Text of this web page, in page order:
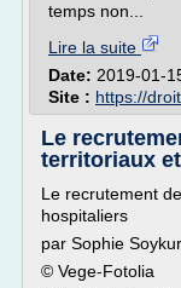
temps non...
Lire la suite
Date: 2019-01-
Site : https://
Le
territoriaux
Le recrutement
hospitaliers
par Sophie
© Vege-Fotolia